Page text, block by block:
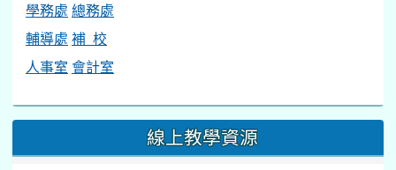
學務處 總務處
輔導處 補 校
人事室 會計室
線上教學資源